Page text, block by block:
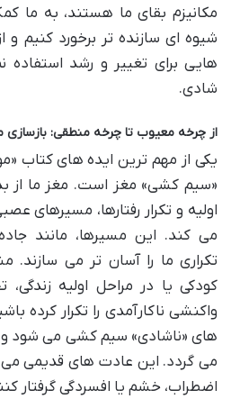
مکانیزم بقای ما هستند، به ما
شیوه ای سازنده تر برخورد کنیم
هایی برای تغییر و رشد استفاده
شادی.
از چرخه معیوب تا چرخه منطقی:
یکی از مهم ترین ایده های کتاب
«سیم کشی» مغز است. مغز ما از
اولیه و تکرار رفتارها، مسیرهای
می کند. این مسیرها، مانند
تکراری ما را آسان تر می
کودکی یا در مراحل اولیه زندگی،
واکنشی ناکارآمدی را تکرار کرده
های «ناشادی» سیم کشی می شود و
می گردد. این عادت های قدیمی می
اضطراب، خشم یا افسردگی گرفتار